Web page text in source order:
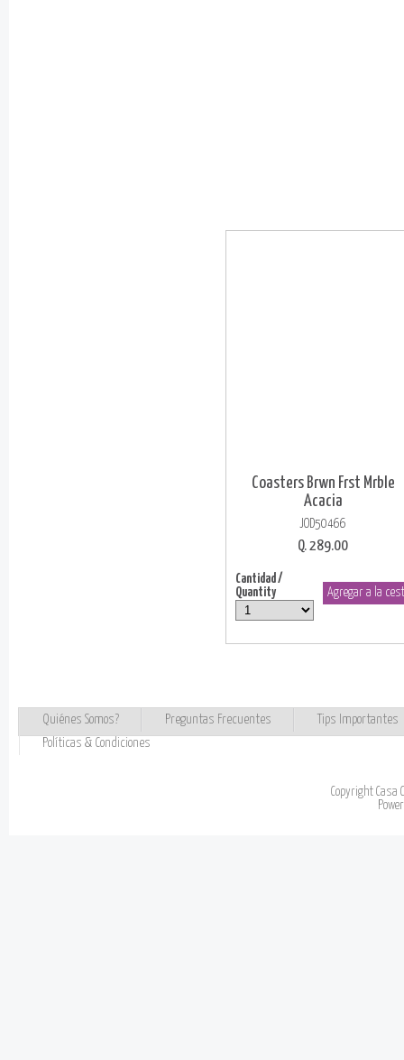
Coasters Brwn Frst Mrble
Acacia
JOD50466
Q. 289.00
Cantidad /
Quantity
Quiénes Somos? Preguntas Frecuentes
Tips Importantes
Políticas & Condiciones
Copyright Casa